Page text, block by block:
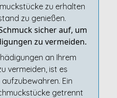
zu erhalten
zu genießen.
sicher auf, um
zu vermeiden.
an Ihrem
vermeiden, ist es
Ein
getrennt